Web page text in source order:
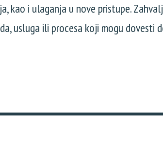
kao i ulaganja u nove pristupe.
usluga ili procesa koji mogu dovesti